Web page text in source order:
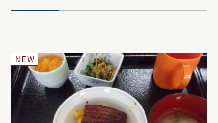
NEW